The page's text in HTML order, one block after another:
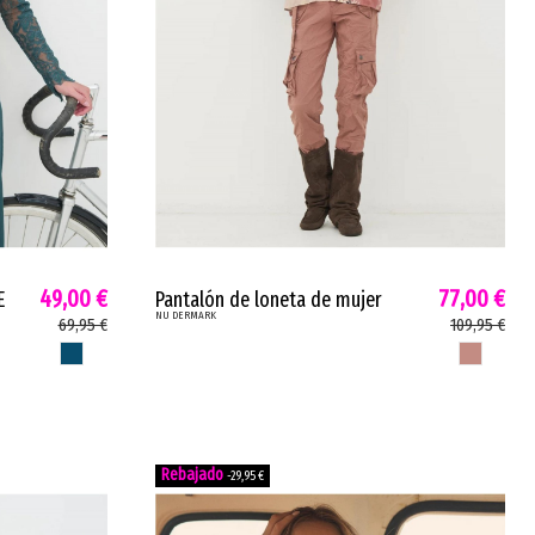
49,00 €
69,95 €
Pantalón de loneta de mujer
CAMMA Nu cinturón hebilla recto
NU DERMARK
77,00 €
109,95 €
-29,95 €